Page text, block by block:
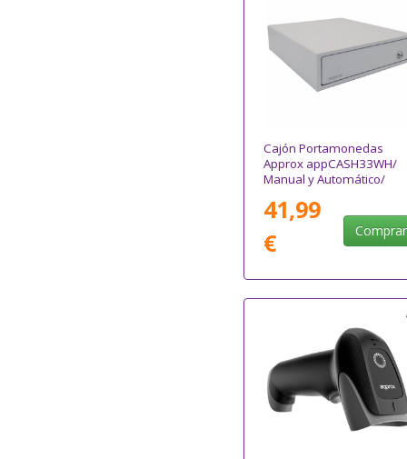
Cajón Portamonedas
Approx appCASH33WH/
Manual y Automático/
41,99
€
Comprar